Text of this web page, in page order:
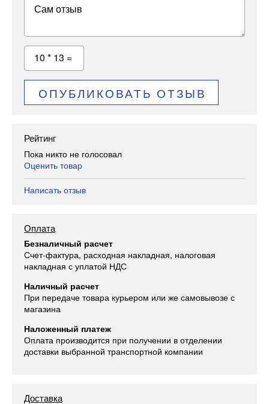
Сам отзыв
10 * 13 =
ОПУБЛИКОВАТЬ ОТЗЫВ
Рейтинг
Пока никто не голосовал
Оценить товар
Написать отзыв
Оплата
Безналичный расчет
Счет-фактура, расходная накладная, налоговая
накладная с уплатой НДС
Наличный расчет
При передаче товара курьером или же самовывозе с
магазина
Наложенный платеж
Оплата производится при получении в отделении
доставки выбранной транспортной компании
Доставка